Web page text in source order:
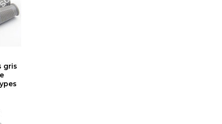
gris